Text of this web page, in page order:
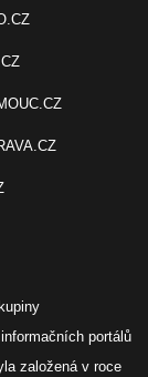
portálů
založená v roce